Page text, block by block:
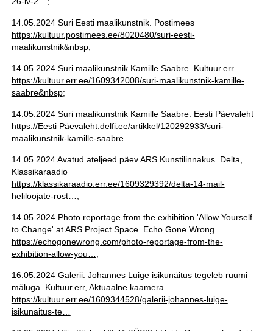
14.05.2024 Suri Eesti maalikunstnik. Postimees
https://kultuur.postimees.ee/8020480/suri-eesti-
maalikunstnik&nbsp;
14.05.2024 Suri maalikunstnik Kamille Saabre. Kultuur.err
https://kultuur.err.ee/1609342008/suri-maalikunstnik-kamille-
saabre&nbsp;
14.05.2024 Suri maalikunstnik Kamille Saabre. Eesti Päevaleht
https://EestiPäevaleht.delfi.ee/artikkel/120292933/suri-
maalikunstnik-kamille-saabre
14.05.2024 Avatud ateljeed päev ARS Kunstilinnakus. Delta,
Klassikaraadio
https://klassikaraadio.err.ee/1609329392/delta-14-mail-
heliloojate-rost… ;
14.05.2024 Photo reportage from the exhibition 'Allow Yourself
to Change' at ARS Project Space. Echo Gone Wrong
https://echogonewrong.com/photo-reportage-from-the-
exhibition-allow-you… ;
16.05.2024 Galerii: Johannes Luige isikunäitus tegeleb ruumi
mäluga. Kultuur.err, Aktuaalne kaamera
https://kultuur.err.ee/1609344528/galerii-johannes-luige-
isikunaitus-te…